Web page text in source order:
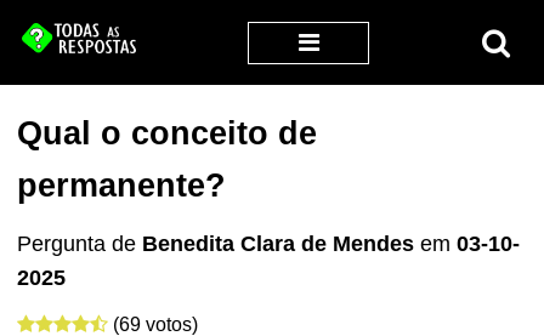
Qual o conceito de
permanente?
Pergunta de Benedita Clara de Mendes em03-10-
2025
(69 votos)